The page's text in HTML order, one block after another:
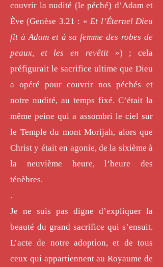
couvrir la nudité (le péché) d’Adam et
Ève (Genèse 3.21 : «Et l’Éternel Dieu
fit à Adam et à sa femme des robes de
peaux, et les en revêtit») ; cela
préfigurait le sacrifice ultime que Dieu
a opéré pour couvrir nos péchés et
notre nudité, au temps fixé. C’était la
même peine qui a assombri le ciel sur
le Temple du mont Morijah, alors que
Christ y était en agonie, de la sixième à
la neuvième heure, l’heure des
ténèbres.
.
Je ne suis pas digne d’expliquer la
beauté du grand sacrifice qui s’ensuit.
L’acte de notre adoption, et de tous
ceux qui appartiennent au Royaume de